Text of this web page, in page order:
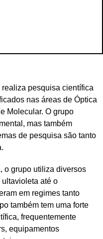
pesquisa científica
nas áreas de Óptica
Molecular. O grupo
mas também
de pesquisa são tanto
o grupo utiliza diversos
até o
em regimes tanto
também tem uma forte
frequentemente
equipamentos